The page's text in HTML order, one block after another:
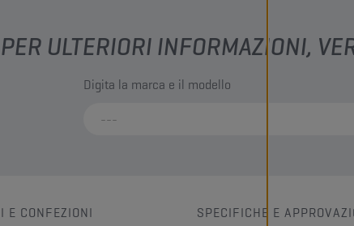
PER ULTERIORI INFORMAZIONI,
Digita la marca e il modello
E CONFEZIONI SPECIFICHE E